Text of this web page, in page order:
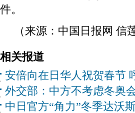
件。
（来源：中国日报网 信
相关报道
安倍向在日华人祝贺春节
外交部：中方不考虑冬奥
中日官方“角力”冬季达沃